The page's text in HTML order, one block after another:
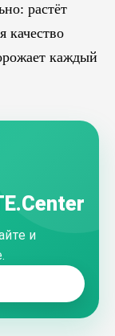
растёт
качество
каждый
и